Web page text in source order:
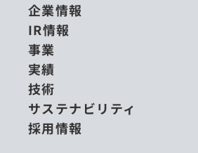
企業情報
IR情報
事業
実績
技術
サステナビリティ
採用情報